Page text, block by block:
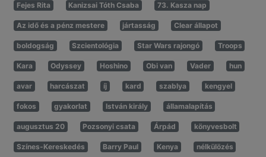
Fejes Rita Kanizsai Tóth Csaba 73. Kasza nap
Az idő és a pénz mestere jártasság Clear állapot
boldogság Szcientológia Star Wars rajongó Troops
Kara Odyssey Hoshino Obi van Vader hun
avar harcászat íj kard szablya kengyel
fokos gyakorlat István király államalapítás
augusztus 20 Pozsonyi csata Árpád könyvesbolt
Színes-Kereskedés Barry Paul Kenya nélkülözés